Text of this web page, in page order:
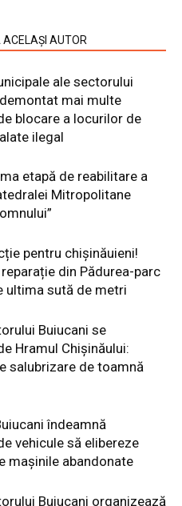
ACELAȘI AUTOR
ale sectorului
mai multe
blocare a locurilor de
ilegal
etapă de reabilitare a
Mitropolitane
pentru chișinăuieni!
din Pădurea-parc
ultima sută de metri
Buiucani se
Hramul Chișinăului:
salubrizare de toamnă
îndeamnă
vehicule să elibereze
mașinile abandonate
Buiucani organizează